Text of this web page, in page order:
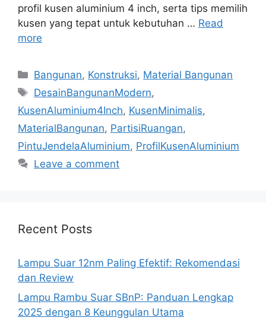
profil kusen aluminium 4 inch, serta tips memilih
kusen yang tepat untuk kebutuhan … Read
more
Categories
Bangunan, Konstruksi, Material Bangunan
Tags
DesainBangunanModern,
KusenAluminium4Inch, KusenMinimalis,
MaterialBangunan, PartisiRuangan,
PintuJendelaAluminium, ProfilKusenAluminium
Leave a comment
Recent Posts
Lampu Suar 12nm Paling Efektif: Rekomendasi
dan Review
Lampu Rambu Suar SBnP: Panduan Lengkap
2025 dengan 8 Keunggulan Utama